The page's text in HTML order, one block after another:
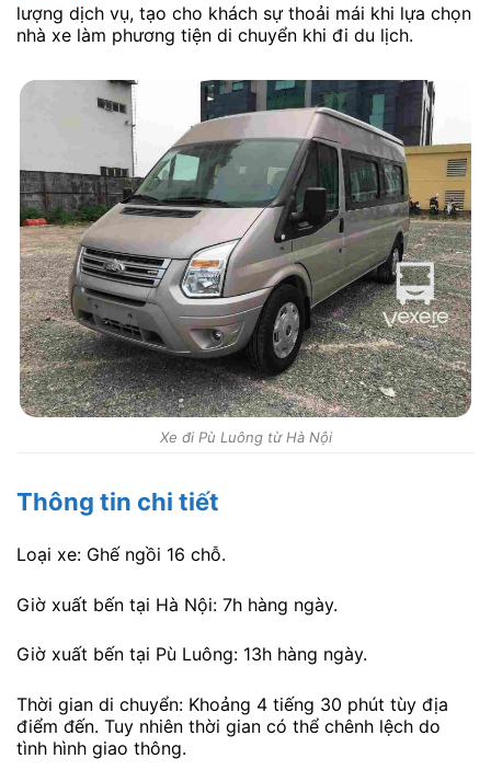
lượng dịch vụ, tạo cho khách sự thoải mái khi lựa chọn
nhà xe làm phương tiện di chuyển khi đi du lịch.
Xe đi Pù Luông từ Hà Nội
Thông tin chi tiết
Loại xe: Ghế ngồi 16 chỗ.
Giờ xuất bến tại Hà Nội: 7h hàng ngày.
Giờ xuất bến tại Pù Luông: 13h hàng ngày.
Thời gian di chuyển: Khoảng 4 tiếng 30 phút tùy địa
điểm đến. Tuy nhiên thời gian có thể chênh lệch do
tình hình giao thông.